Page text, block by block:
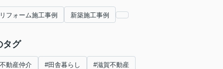
リフォーム施工事例 新築施工事例
タグ
動産仲介 #田舎暮らし #滋賀不動産